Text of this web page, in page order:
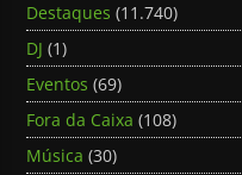
Destaques (11.740)
DJ (1)
Eventos (69)
Fora da Caixa (108)
Música (30)